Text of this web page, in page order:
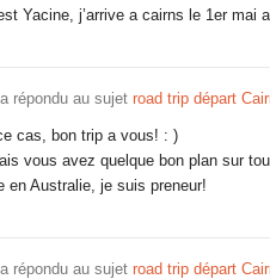
Yacine, j’arrive a cairns le 1er
a répondu au sujet road trip départ
cas, bon trip a vous! : )
vous avez quelque bon plan sur
en Australie, je suis preneur!
a répondu au sujet road trip départ